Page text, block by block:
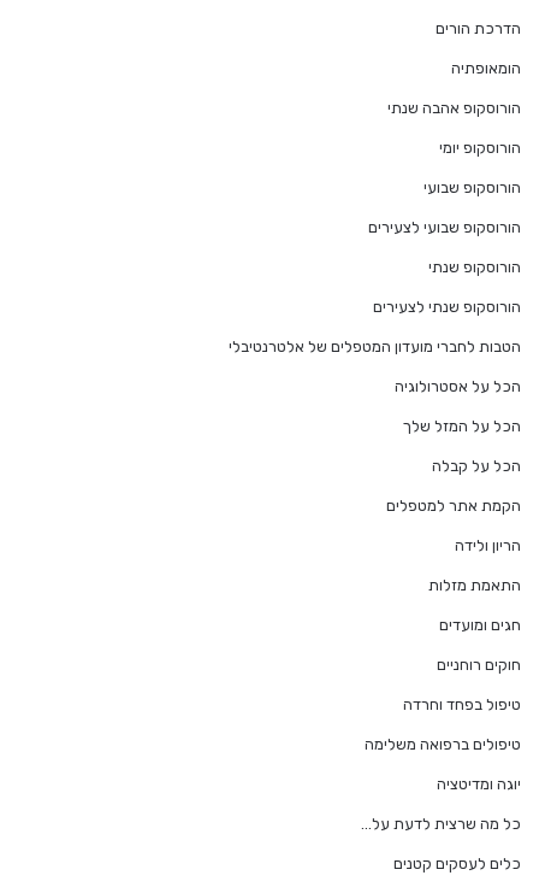
הדרכת הורים
הומאופתיה
הורוסקופ אהבה שנתי
הורוסקופ יומי
הורוסקופ שבועי
הורוסקופ שבועי לצעירים
הורוסקופ שנתי
הורוסקופ שנתי לצעירים
הטבות לחברי מועדון המטפלים של אלטרנטיבלי
הכל על אסטרולוגיה
הכל על המזל שלך
הכל על קבלה
הקמת אתר למטפלים
הריון ולידה
התאמת מזלות
חגים ומועדים
חוקים רוחניים
טיפול בפחד וחרדה
טיפולים ברפואה משלימה
יוגה ומדיטציה
כל מה שרצית לדעת על…
כלים לעסקים קטנים